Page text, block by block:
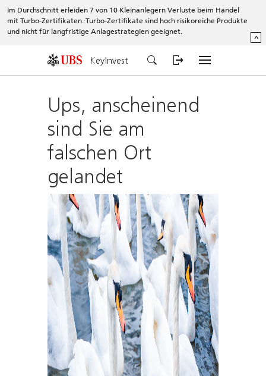
Im Durchschnitt erleiden 7 von 10 Kleinanlegern Verluste beim Handel
mit Turbo-Zertifikaten. Turbo-Zertifikate sind hoch risikoreiche Produkte
und nicht für langfristige Anlagestrategien geeignet.
^
KeyInvest
Ups, anscheinend
sind Sie am
falschen Ort
gelandet